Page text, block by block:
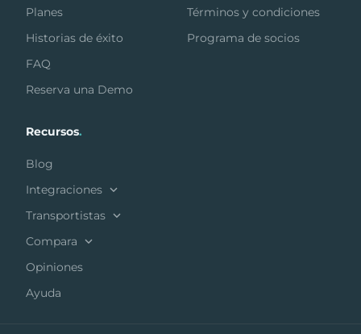
Planes
Historias de éxito
FAQ
Reserva una Demo
Términos y condiciones
Programa de socios
Recursos.
Blog
Integraciones
Transportistas
Compara
Opiniones
Ayuda